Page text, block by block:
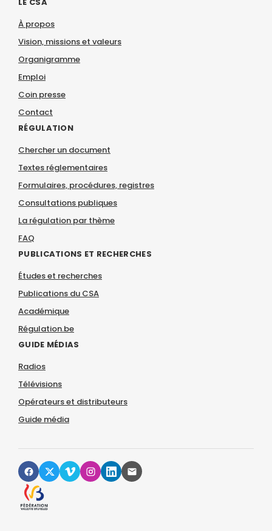
À propos
Vision, missions et valeurs
Organigramme
Emploi
Coin presse
Contact
RÉGULATION
Chercher un document
Textes réglementaires
Formulaires, procédures, registres
Consultations publiques
La régulation par thème
FAQ
PUBLICATIONS ET RECHERCHES
Études et recherches
Publications du CSA
Académique
Régulation.be
GUIDE MÉDIAS
Radios
Télévisions
Opérateurs et distributeurs
Guide média